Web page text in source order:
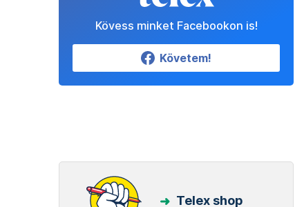
Kövess minket Facebookon is!
Követem!
Telex shop